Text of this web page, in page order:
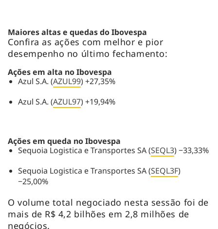
Maiores altas e quedas do Ibovespa
Confira as ações com melhor e pior
desempenho no último fechamento:
Ações em alta no Ibovespa
Azul S.A. (AZUL99) +27,35%
Azul S.A. (AZUL97) +19,94%
Ações em queda no Ibovespa
Sequoia Logistica e Transportes SA (SEQL3) −33,33%
Sequoia Logistica e Transportes SA (SEQL3F)
−25,00%
O volume total negociado nesta sessão foi de
mais de R$ 4,2 bilhões em 2,8 milhões de
negócios.